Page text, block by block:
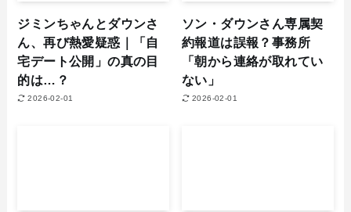
ジミンちゃんとダウンさ
ん、再び熱愛疑惑｜「自
宅デート公開」の真の目
的は…？
2026-02-01
ソン・ダウンさん専属契
約報道は誤報？事務所
「朝から連絡が取れてい
ない」
2026-02-01